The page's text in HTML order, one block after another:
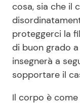
cosa, sia che il
proteggerci la
di buon grado
insegnerà a
sopportare il
Il corpo è